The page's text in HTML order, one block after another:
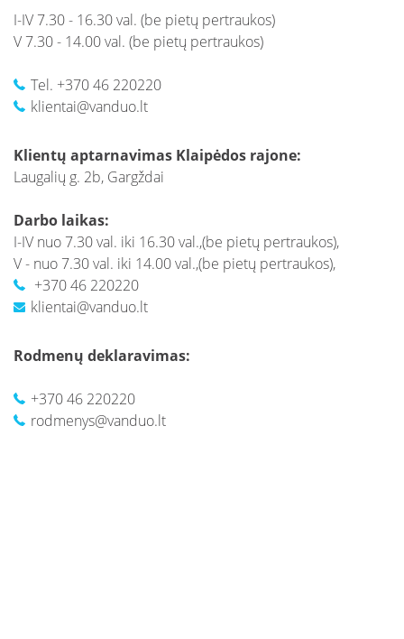
I-IV 7.30 - 16.30 val. (be pietų pertraukos)
V 7.30 - 14.00 val. (be pietų pertraukos)
Tel. +370 46 220220
klientai@vanduo.lt
Klientų aptarnavimas Klaipėdos rajone:
Laugalių g. 2b, Gargždai
Darbo laikas:
I-IV nuo 7.30 val. iki 16.30 val.,(be pietų pertraukos),
V - nuo 7.30 val. iki 14.00 val.,(be pietų pertraukos),
+370 46 220220
klientai@vanduo.lt
Rodmenų deklaravimas:
+370 46 220220
rodmenys@vanduo.lt